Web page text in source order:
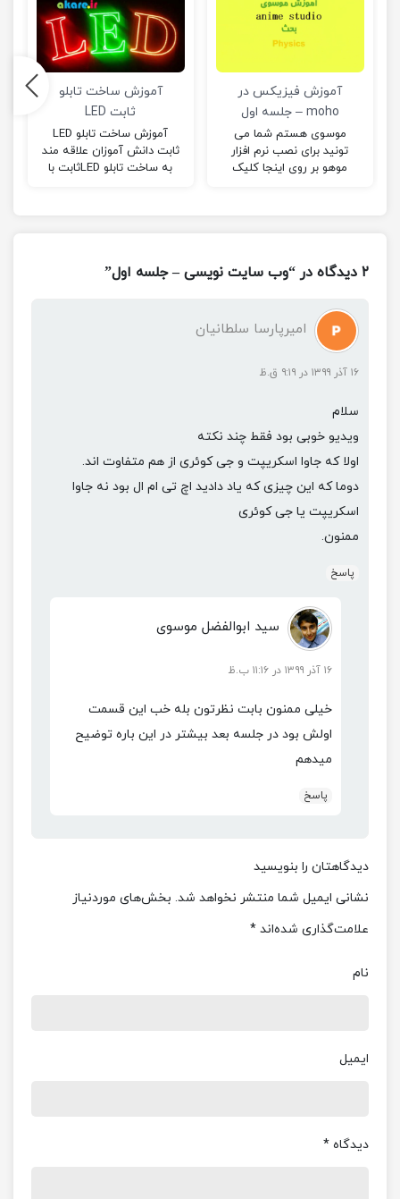
آموزش فیزیکس در
moho – جلسه اول
موسوی هستم شما می
تونید برای نصب نرم افزار
موهو بر روی اینجا کلیک
آموزش ساخت تابلو
ثابت LED
آموزش ساخت تابلو LED
ثابت دانش آموزان علاقه مند
به ساخت تابلو LEDثابت با
۲ دیدگاه در “وب سایت نویسی – جلسه اول”
امیرپارسا سلطانیان
۱۶ آذر ۱۳۹۹ در ۹:۱۹ ق.ظ
سلام
ویدیو خوبی بود فقط چند نکته
اولا که جاوا اسکریپت و جی کوئری از هم متفاوت اند.
دوما که این چیزی که یاد دادید اچ تی ام ال بود نه جاوا
اسکریپت یا جی کوئری
ممنون.
پاسخ
سید ابوالفضل موسوی
۱۶ آذر ۱۳۹۹ در ۱۱:۱۶ ب.ظ
خیلی ممنون بابت نظرتون بله خب این قسمت
اولش بود در جلسه بعد بیشتر در این باره توضیح
میدهم
پاسخ
دیدگاهتان را بنویسید
نشانی ایمیل شما منتشر نخواهد شد. بخش‌های موردنیاز
علامت‌گذاری شده‌اند *
نام
ایمیل
دیدگاه *